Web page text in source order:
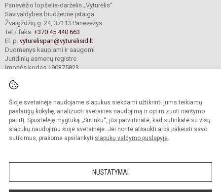
Šioje svetainėje naudojame slapukus siekdami užtikrinti jums teikiamų
paslaugų kokybę, analizuoti svetainės naudojimą ir optimizuoti naršymo
patirtį. Spustelėję mygtuką „Sutinku“, jūs patvirtinate, kad sutinkate su visų
slapukų naudojimu šioje svetainėje. Jei norite atšaukti arba pakeisti savo
sutikimus, prašome apsilankyti slapukų valdymo puslapyje.
NUSTATYMAI
Panevėžio lopšelis-darželis „Vyturėlis“
Savivaldybės biudžetinė įstaiga
Žvaigždžių g. 24, 37113 Panevėžys
Tel./ faks. +370 45 440 663
El. p. vyturelispan@vyturelisid.lt
Duomenys kaupiami ir saugomi
Juridinių asmenų registre
Įmonės kodas 190375823
© 2025. Panevėžio lopšelis-darželis „Vyturėlis“. Visos teisės saugomos.
Kopijuoti turinį be raštiško įstaigos administracijos sutikimo griežtai draudžiama.
Prieinamumo paraiška Slapukų valdymas
Sumanus būdas atnaujinti